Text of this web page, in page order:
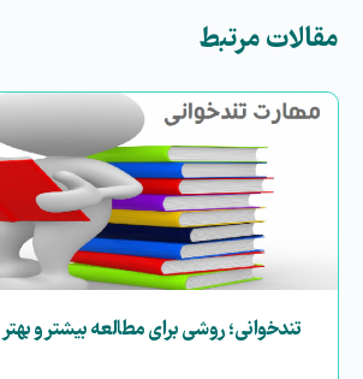
مقالات مرتبط
تندخوانی؛ روشی برای مطالعه بیشتر و بهتر